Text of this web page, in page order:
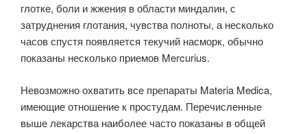
глотке, боли и жже­ния в области миндалин, с
затруднения глотания, чувства полноты, а не­сколько
часов спустя появляется текучий насморк, обычно
показаны несколь­ко приемов Mercurius.
Невозможно охватить все препараты Materia Medica,
имеющие отношение к простудам. Перечисленные
выше лекарства наиболее часто показаны в общей